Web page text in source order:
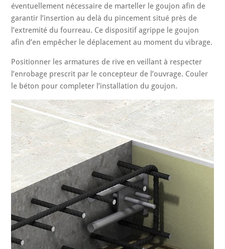
éventuellement nécessaire de marteller le goujon afin de
garantir l’insertion au delà du pincement situé près de
l’extremité du fourreau. Ce dispositif agrippe le goujon
afin d’en empêcher le déplacement au moment du vibrage.
Positionner les armatures de rive en veillant à respecter
l’enrobage prescrit par le concepteur de l’ouvrage. Couler
le béton pour completer l’installation du goujon.